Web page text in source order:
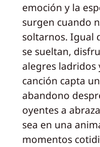
emoción y la
surgen cuando
soltarnos. Igual
se sueltan,
alegres ladridos
canción capta
abandono
oyentes a
sea en una
momentos